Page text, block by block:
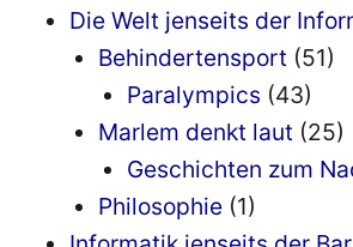
Die Welt jenseits der
Behindertensport (51)
Paralympics (43)
Marlem denkt laut (25)
Geschichten zum
Philosophie (1)